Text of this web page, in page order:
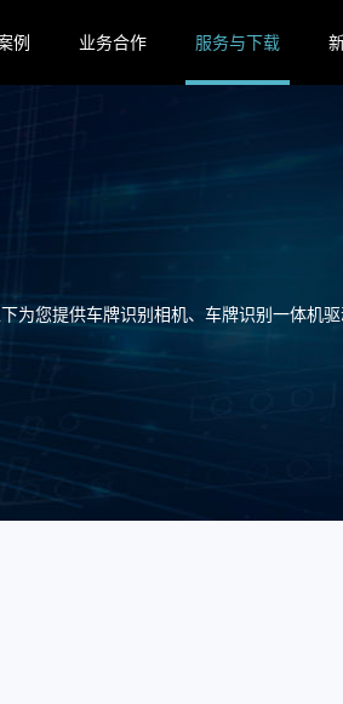
例 业务合作 服务与下载
为您提供车牌识别相机、车牌识别一体机